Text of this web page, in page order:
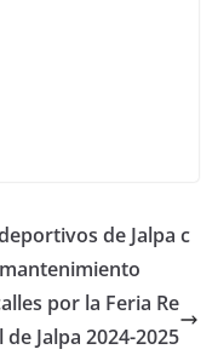
de Jalpa c
por la Feria Re
de Jalpa 2024-2025